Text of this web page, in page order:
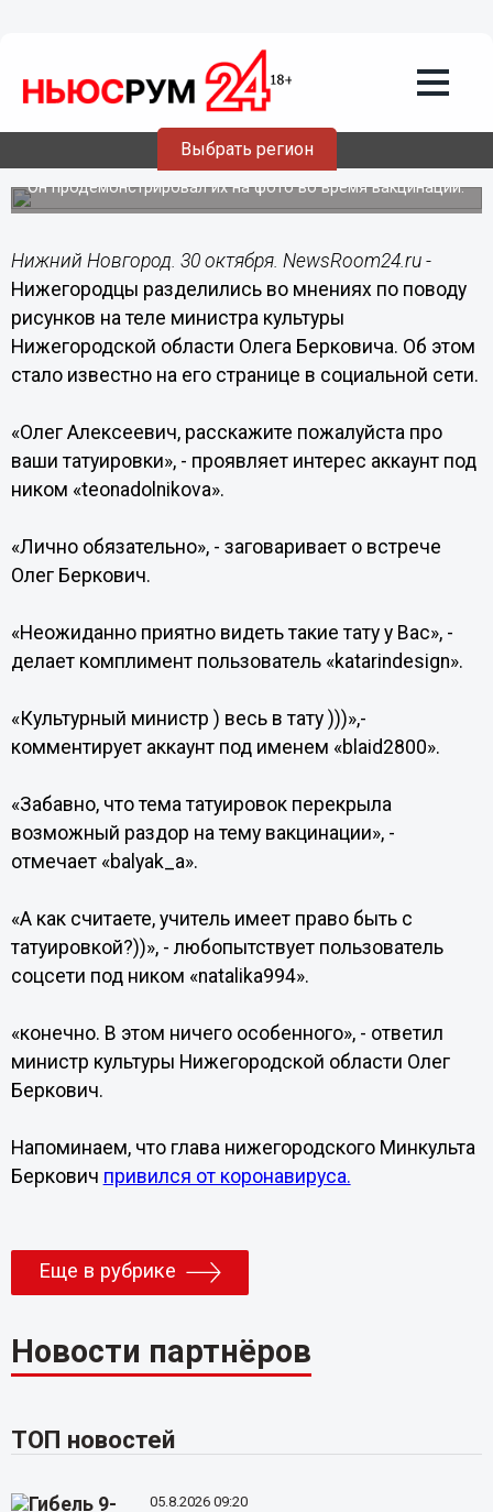
Выбрать регион
Нижегородцы поспорили из-за
татуировок министра культуры
Он продемонстрировал их на фото во время вакцинации.
Нижний Новгород. 30 октября. NewsRoom24.ru -
Нижегородцы разделились во мнениях по поводу
рисунков на теле министра культуры
Нижегородской области Олега Берковича. Об этом
стало известно на его странице в социальной сети.
«Олег Алексеевич, расскажите пожалуйста про
ваши татуировки», - проявляет интерес аккаунт под
ником «teonadolnikova».
«Лично обязательно», - заговаривает о встрече
Олег Беркович.
«Неожиданно приятно видеть такие тату у Вас», -
делает комплимент пользователь «katarindesign».
«Культурный министр ) весь в тату )))»,-
комментирует аккаунт под именем «blaid2800».
«Забавно, что тема татуировок перекрыла
возможный раздор на тему вакцинации», -
отмечает «balyak_a».
«А как считаете, учитель имеет право быть с
татуировкой?))», - любопытствует пользователь
соцсети под ником «natalika994».
«конечно. В этом ничего особенного», - ответил
министр культуры Нижегородской области Олег
Беркович.
Напоминаем, что глава нижегородского Минкульта
Беркович привился от коронавируса.
Еще в рубрике
Новости партнёров
ТОП новостей
05.8.2026 09:20